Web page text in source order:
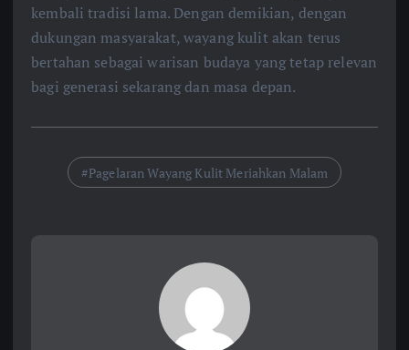
kembali tradisi lama. Dengan demikian, dengan
dukungan masyarakat, wayang kulit akan terus
bertahan sebagai warisan budaya yang tetap relevan
bagi generasi sekarang dan masa depan.
Pagelaran Wayang Kulit Meriahkan Malam